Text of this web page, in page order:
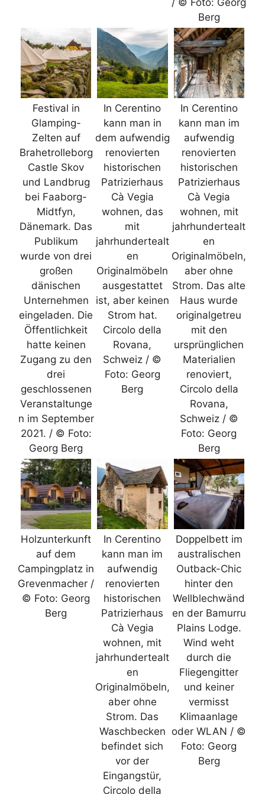
Berg
Festival in
Glamping-
Zelten auf
Brahetrolleborg
Castle Skov
und Landbrug
bei Faaborg-
Midtfyn,
Dänemark. Das
Publikum
wurde von drei
großen
dänischen
Unternehmen
eingeladen. Die
Öffentlichkeit
hatte keinen
Zugang zu den
drei
geschlossenen
Veranstaltunge
n im September
2021. / © Foto:
Georg Berg
In Cerentino
kann man in
dem aufwendig
renovierten
historischen
Patrizierhaus
Cà Vegia
wohnen, das
mit
jahrhundertealt
en
Originalmöbeln
ausgestattet
ist, aber keinen
Strom hat.
Circolo della
Rovana,
Schweiz / ©
Foto: Georg
Berg
In Cerentino
kann man im
aufwendig
renovierten
historischen
Patrizierhaus
Cà Vegia
wohnen, mit
jahrhundertealt
en
Originalmöbeln,
aber ohne
Strom. Das alte
Haus wurde
originalgetreu
mit den
ursprünglichen
Materialien
renoviert,
Circolo della
Rovana,
Schweiz / ©
Foto: Georg
Berg
Holzunterkunft
auf dem
Campingplatz in
Grevenmacher /
© Foto: Georg
Berg
In Cerentino
kann man im
aufwendig
renovierten
historischen
Patrizierhaus
Cà Vegia
wohnen, mit
jahrhundertealt
en
Originalmöbeln,
aber ohne
Strom. Das
Waschbecken
befindet sich
vor der
Eingangstür,
Circolo della
Doppelbett im
australischen
Outback-Chic
hinter den
Wellblechwänd
en der Bamurru
Plains Lodge.
Wind weht
durch die
Fliegengitter
und keiner
vermisst
Klimaanlage
oder WLAN / ©
Foto: Georg
Berg